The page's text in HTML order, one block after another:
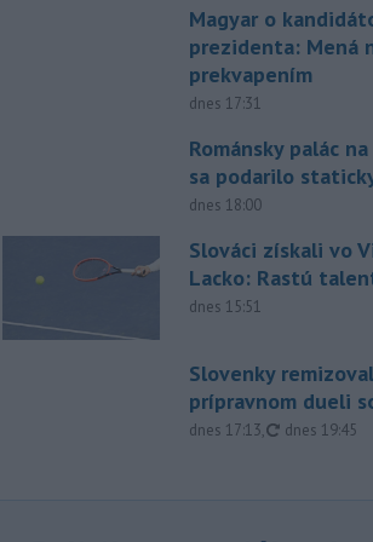
Magyar o
prezidenta: Mená
prekvapením
dnes 17:31
Románsky palác
sa podarilo
dnes 18:00
Slováci získali vo
Lacko: Rastú
dnes 15:51
Slovenky
prípravnom dueli
dnes 17:13, aktualizované
dnes 19:45